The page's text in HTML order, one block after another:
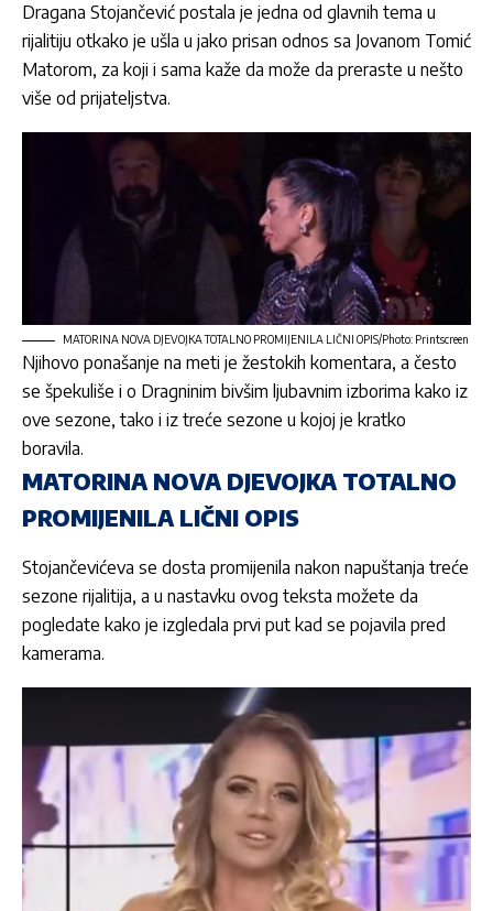
Dragana Stojančević postala je jedna od glavnih tema u
rijalitiju otkako je ušla u jako prisan odnos sa Jovanom Tomić
Matorom, za koji i sama kaže da može da preraste u nešto
više od prijateljstva.
MATORINA NOVA DJEVOJKA TOTALNO PROMIJENILA LIČNI OPIS/Photo: Printscreen
Njihovo ponašanje na meti je žestokih komentara, a često
se špekuliše i o Dragninim bivšim ljubavnim izborima kako iz
ove sezone, tako i iz treće sezone u kojoj je kratko
boravila.
MATORINA NOVA DJEVOJKA TOTALNO
PROMIJENILA LIČNI OPIS
Stojančevićeva se dosta promijenila nakon napuštanja treće
sezone rijalitija, a u nastavku ovog teksta možete da
pogledate kako je izgledala prvi put kad se pojavila pred
kamerama.